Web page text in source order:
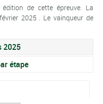
de cette épreuve. La
2025 . Le vainqueur de
2025
étape